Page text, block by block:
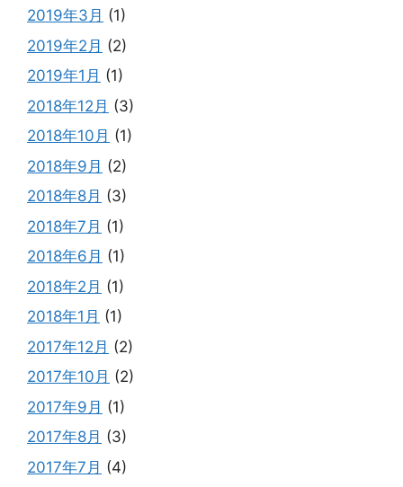
2019年3月 (1)
2019年2月 (2)
2019年1月 (1)
2018年12月 (3)
2018年10月 (1)
2018年9月 (2)
2018年8月 (3)
2018年7月 (1)
2018年6月 (1)
2018年2月 (1)
2018年1月 (1)
2017年12月 (2)
2017年10月 (2)
2017年9月 (1)
2017年8月 (3)
2017年7月 (4)